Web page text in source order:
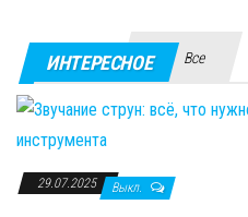
ИНТЕРЕСНОЕ Все
29.07.2025 Выкл.